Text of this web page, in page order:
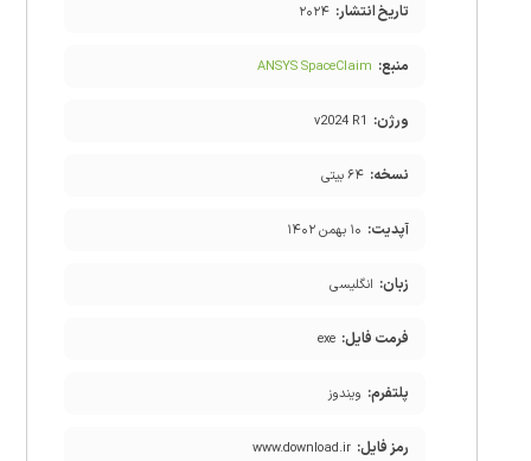
تاریخ انتشار: ۲۰۲۴
منبع: ANSYS SpaceClaim
ورژن: v2024 R1
نسخه: ۶۴ بیتی
آپدیت: ۱۰ بهمن ۱۴۰۲
زبان: انگلیسی
فرمت فایل: exe
پلتفرم: ویندوز
رمز فایل: www.download.ir